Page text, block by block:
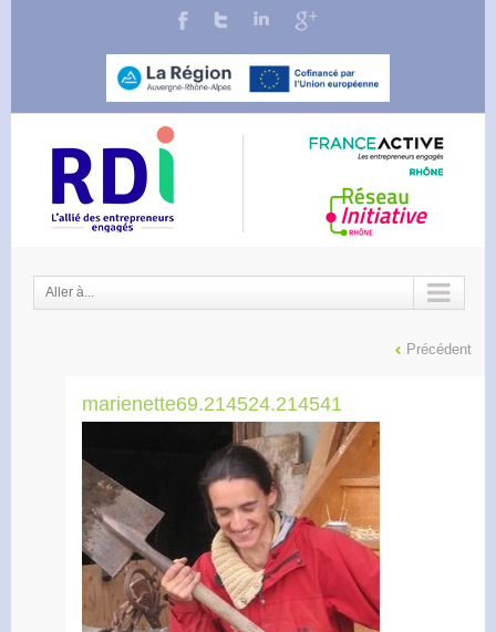
Aller à...
Précédent
marienette69.214524.214541